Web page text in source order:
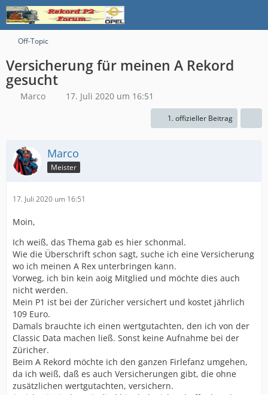
Off-Topic
Versicherung für meinen A Rekord
gesucht
Marco 17. Juli 2020 um 16:51
1. offizieller Beitrag
Marco
Meister
17. Juli 2020 um 16:51
Moin,
Ich weiß, das Thema gab es hier schonmal.
Wie die Überschrift schon sagt, suche ich eine Versicherung
wo ich meinen A Rex unterbringen kann.
Vorweg, ich bin kein aoig Mitglied und möchte dies auch
nicht werden.
Mein P1 ist bei der Züricher versichert und kostet jährlich
109 Euro.
Damals brauchte ich einen wertgutachten, den ich von der
Classic Data machen ließ. Sonst keine Aufnahme bei der
Züricher.
Beim A Rekord möchte ich den ganzen Firlefanz umgehen,
da ich weiß, daß es auch Versicherungen gibt, die ohne
zusätzlichen wertgutachten, versichern.